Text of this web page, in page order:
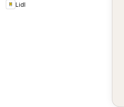
Lidl